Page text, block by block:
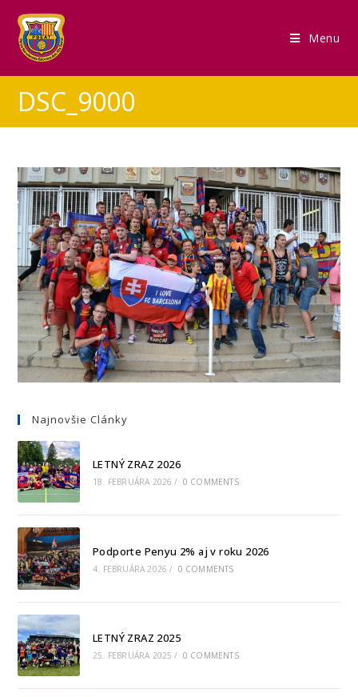
Menu
DSC_9000
Najnovšie Clánky
LETNÝ ZRAZ 2026
18. FEBRUÁRA 2026 / 0 COMMENTS
Podporte Penyu 2% aj v roku 2026
4. FEBRUÁRA 2026 / 0 COMMENTS
LETNÝ ZRAZ 2025
25. FEBRUÁRA 2025 / 0 COMMENTS